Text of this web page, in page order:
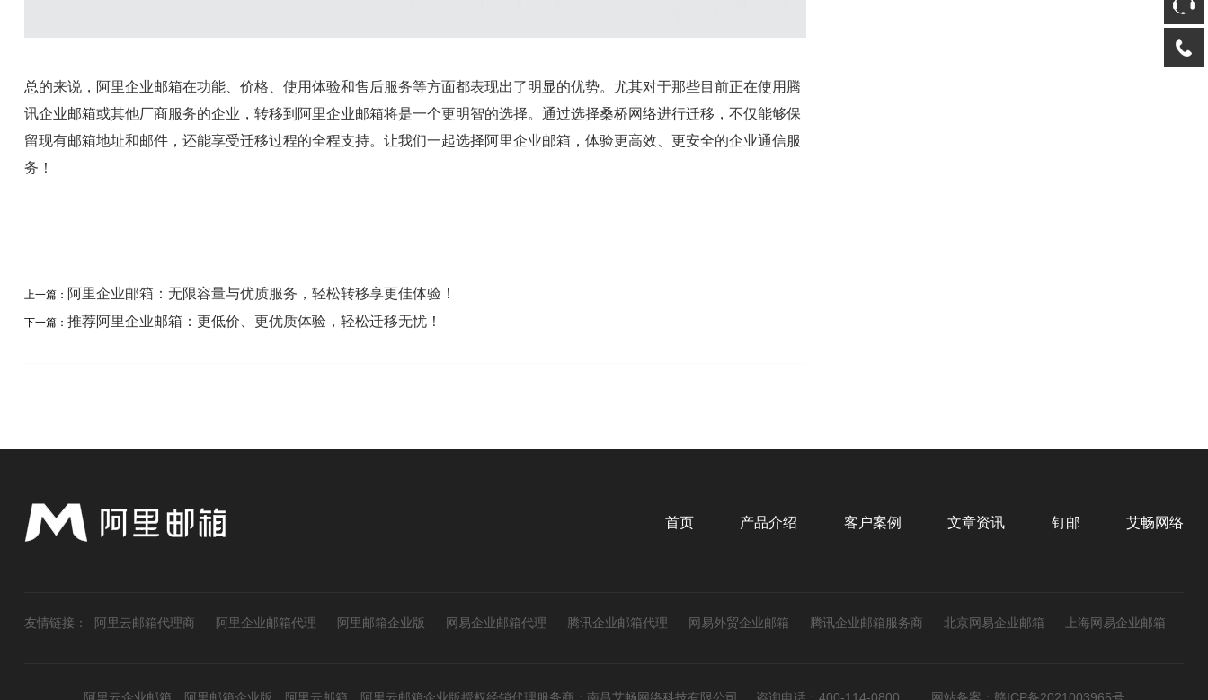
总的来说，阿里企业邮箱在功能、价格、使用体验和售后服务等方面都表现出了明显的优势。尤其对于那些目前正在使用腾
讯企业邮箱或其他厂商服务的企业，转移到阿里企业邮箱将是一个更明智的选择。通过选择桑桥网络进行迁移，不仅能够保
留现有邮箱地址和邮件，还能享受迁移过程的全程支持。让我们一起选择阿里企业邮箱，体验更高效、更安全的企业通信服
务！
上一篇： 阿里企业邮箱：无限容量与优质服务，轻松转移享更佳体验！
下一篇： 推荐阿里企业邮箱：更低价、更优质体验，轻松迁移无忧！
首页 产品介绍 客户案例 文章资讯 钉邮 艾畅网络
友情链接： 阿里云邮箱代理商 阿里企业邮箱代理 阿里邮箱企业版 网易企业邮箱代理 腾讯企业邮箱代理 网易外贸企业邮箱 腾讯企业邮箱服务商 北京网易企业邮箱 上海网易企业邮箱